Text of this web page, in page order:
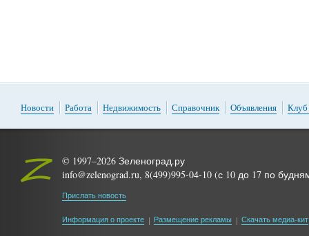
Новости Работа Недвижимость Справочник Объявления Клуб
© 1997–2026 Зеленоград.ру
info@zelenograd.ru, 8(499)995-04-10 (с 10 до 17 по
Прислать новость
Информация о проекте Размещение рекламы Скачать медиа-кит